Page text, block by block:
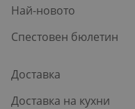
Най-новото
Спестовен бюлетин
Доставка
Доставка на кухни